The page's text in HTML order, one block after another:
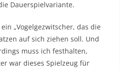
Dauerspielvariante.
„Vogelgezwitscher, das die
auf sich ziehen soll. Und
muss ich festhalten,
war dieses Spielzeug für